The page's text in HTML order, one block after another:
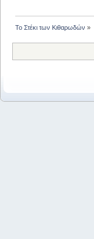
Το Στέκι των Κιθαρωδών »